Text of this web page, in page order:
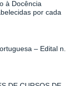
à Docência
por cada
– Edital n.